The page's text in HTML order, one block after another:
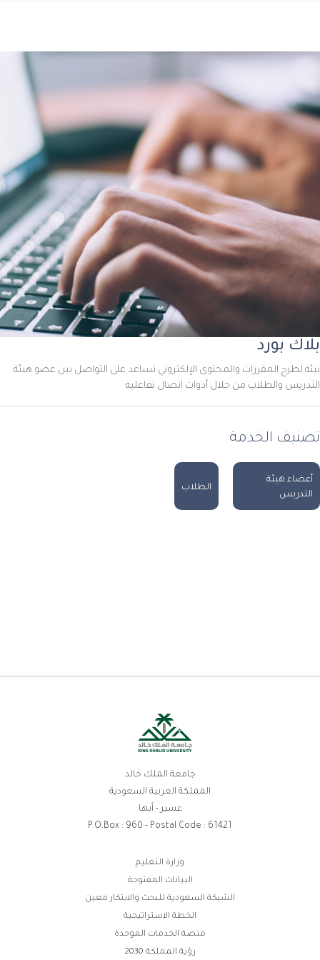
بلاك بورد
بيئة لطرح المقررات والمحتوى الإلكتروني تساعد على التواصل بين عضو هيئة
التدريس والطلاب من خلال أدوات اتصال تفاعلية
تصنيف الخدمة
أعضاء هيئة
التدريس
الطلاب
جامعة الملك خالد
المملكة العربية السعودية
عسير - أبها
P.O.Box : 960 - Postal Code : 61421
وزارة التعليم
البيانات المفتوحة
الشبكة السعودية للبحث والابتكار معين
الخطة الاستراتيجية
منصة الخدمات الموحدة
رؤية المملكة 2030